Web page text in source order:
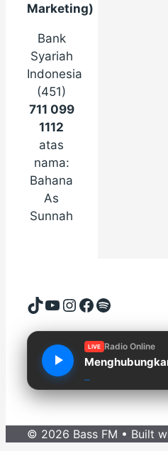
Marketing)
Bank
Syariah
Indonesia
(451)
711 099
1112
atas
nama:
Bahana
As
Sunnah
TikTok
YouTube
Instagram
Facebook
Spotify
LIVE Radio Online
© 2026 Bass FM • Built